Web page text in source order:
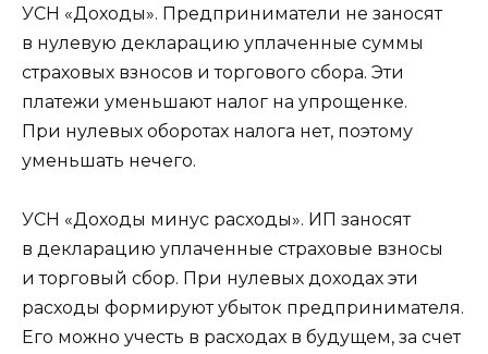
УСН «Доходы». Предприниматели не заносят
в нулевую декларацию уплаченные суммы
страховых взносов и торгового сбора. Эти
платежи уменьшают налог на упрощенке.
При нулевых оборотах налога нет, поэтому
уменьшать нечего.
УСН «Доходы минус расходы». ИП заносят
в декларацию уплаченные страховые взносы
и торговый сбор. При нулевых доходах эти
расходы формируют убыток предпринимателя.
Его можно учесть в расходах в будущем, за счет